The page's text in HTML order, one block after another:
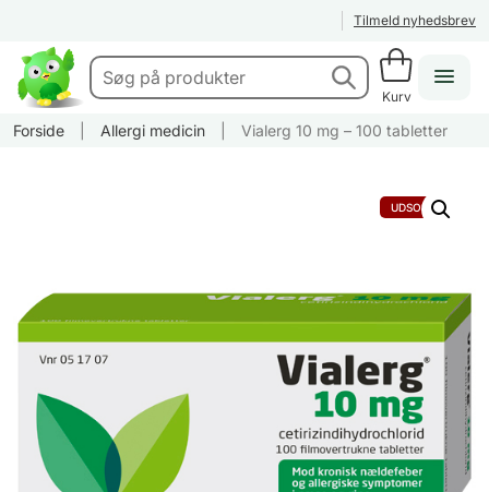
Tilmeld nyhedsbrev
Kurv
Forside Allergi medicin Vialerg 10 mg – 100 tabletter
UDSOLGT